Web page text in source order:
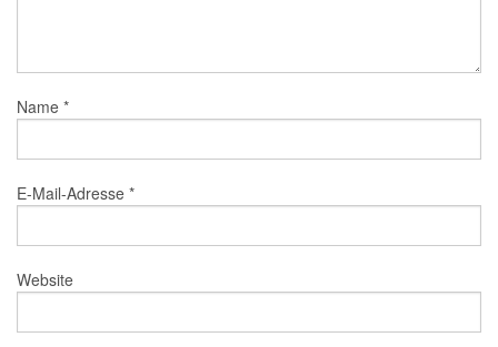
Name *
E-Mail-Adresse *
Website